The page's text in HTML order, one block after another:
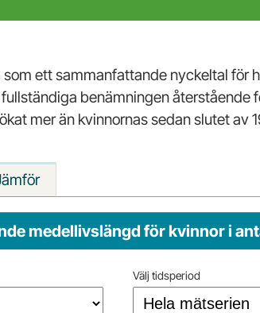
ett sammanfattande nyckeltal för
benämningen återstående
mer än kvinnornas sedan slutet av
medellivslängd för kvinnor i
Välj tidsperiod